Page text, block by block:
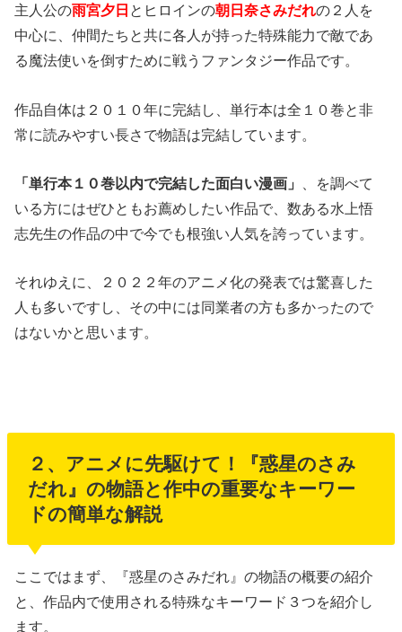
主人公の雨宮夕日 とヒロインの朝日奈さみだれの２人を
中心に、仲間たちと共に各人が持った特殊能力で敵であ
る魔法使いを倒すために戦うファンタジー作品です。
作品自体は２０１０年に完結し、単行本は全１０巻と非
常に読みやすい長さで物語は完結しています。
「単行本１０巻以内で完結した面白い漫画」
、を調べて
いる方にはぜひともお薦めしたい作品で、数ある水上悟
志先生の作品の中で今でも根強い人気を誇っています。
それゆえに、２０２２年のアニメ化の発表では驚喜した
人も多いですし、その中には同業者の方も多かったので
はないかと思います。
２、アニメに先駆けて！『惑星のさみ
だれ』の物語と作中の重要なキーワー
ドの簡単な解説
ここではまず、『惑星のさみだれ』の物語の概要の紹介
と、作品内で使用される特殊なキーワード３つを紹介し
ます。